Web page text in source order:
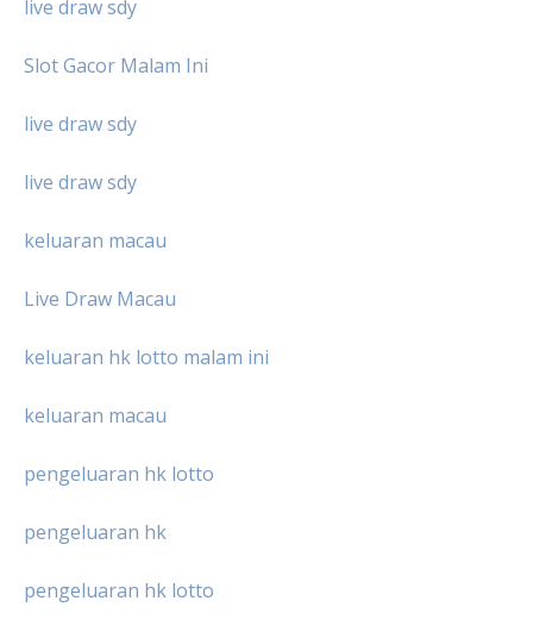
live draw sdy
Slot Gacor Malam Ini
live draw sdy
live draw sdy
keluaran macau
Live Draw Macau
keluaran hk lotto malam ini
keluaran macau
pengeluaran hk lotto
pengeluaran hk
pengeluaran hk lotto